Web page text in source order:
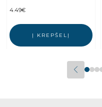
4.49€
Į KREPŠELĮ